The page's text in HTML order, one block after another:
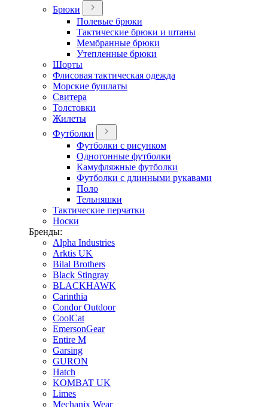
Брюки
Полевые брюки
Тактические брюки и штаны
Мембранные брюки
Утепленные брюки
Шорты
Флисовая тактическая одежда
Морские бушлаты
Свитера
Толстовки
Жилеты
Футболки
Футболки с рисунком
Однотонные футболки
Камуфляжные футболки
Футболки с длинными рукавами
Поло
Тельняшки
Тактические перчатки
Носки
Бренды:
Alpha Industries
Arktis UK
Bilal Brothers
Black Stingray
BLACKHAWK
Carinthia
Condor Outdoor
CoolCat
EmersonGear
Entire M
Garsing
GURON
Hatch
KOMBAT UK
Limes
Mechanix Wear